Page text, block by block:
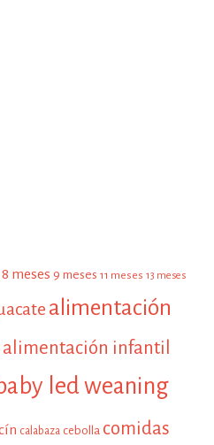
8 meses 9 meses 11 meses 13 meses
alimentación
alimentación infantil
led weaning
calabaza cebolla comidas